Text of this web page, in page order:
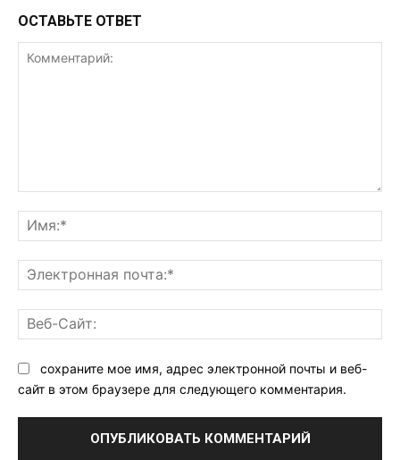
ОСТАВЬТЕ ОТВЕТ
сохраните мое имя, адрес электронной почты и веб-
сайт в этом браузере для следующего комментария.